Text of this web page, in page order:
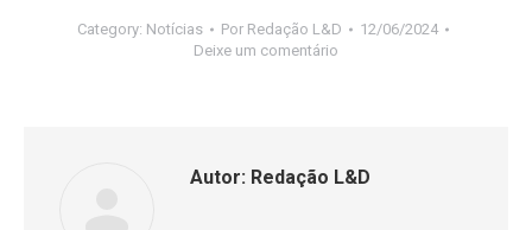
Category: Notícias Por Redação L&D
12/06/2024
Deixe um comentário
Autor: Redação L&D